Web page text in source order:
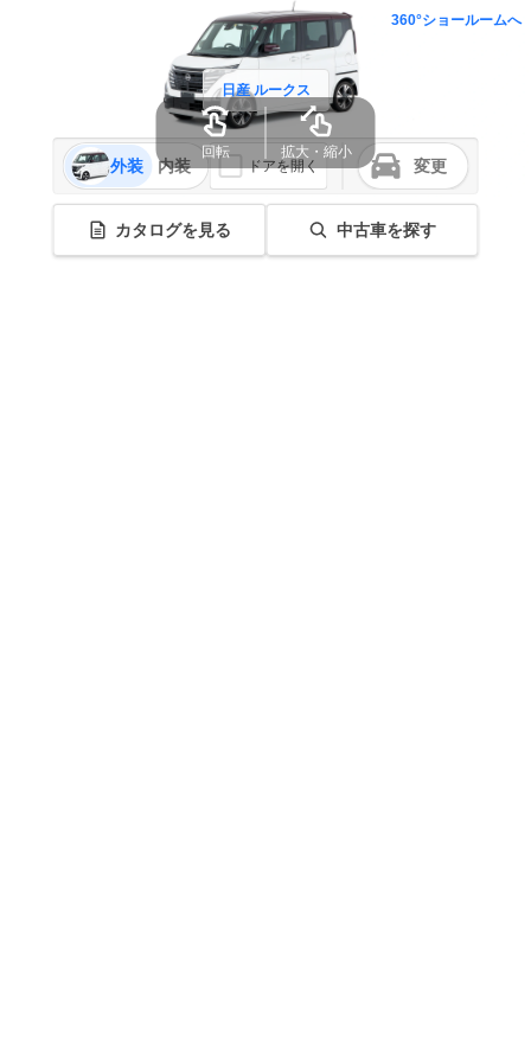
360°ショールームへ
日産 ルークス
外装 内装 ドアを開く 変更
カタログを見る 中古車を探す
回転 拡大・縮小